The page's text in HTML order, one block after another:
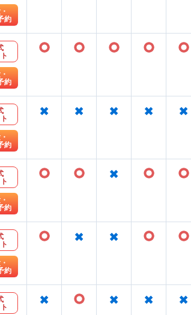
約
約
○ ○ ○ ○ ○
約
× × × × ×
約
○ ○ × ○ ○
約
○ × × ○ ○
× ○ × × ×